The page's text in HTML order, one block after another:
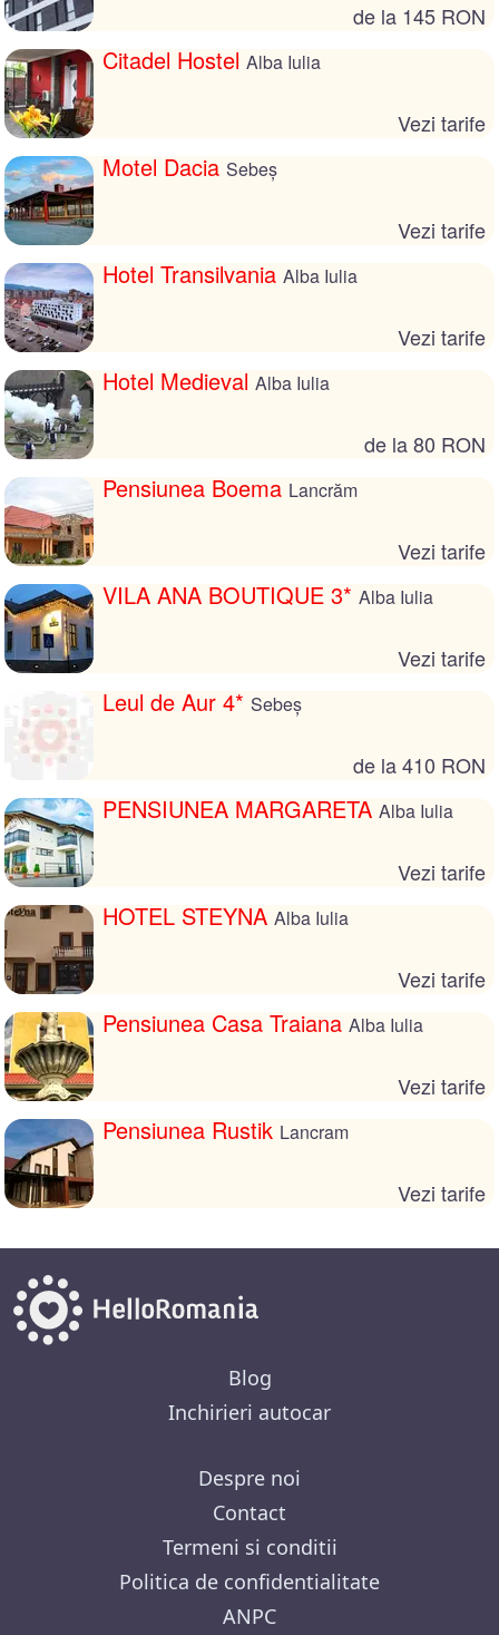
de la 145 RON
Citadel Hostel Alba Iulia
Vezi tarife
Motel Dacia Sebeș
Vezi tarife
Hotel Transilvania Alba Iulia
Vezi tarife
Hotel Medieval Alba Iulia
de la 80 RON
Pensiunea Boema Lancrăm
Vezi tarife
VILA ANA BOUTIQUE 3* Alba Iulia
Vezi tarife
Leul de Aur 4* Sebeș
de la 410 RON
PENSIUNEA MARGARETA Alba Iulia
Vezi tarife
HOTEL STEYNA Alba Iulia
Vezi tarife
Pensiunea Casa Traiana Alba Iulia
Vezi tarife
Pensiunea Rustik Lancram
Vezi tarife
Blog
Inchirieri autocar
Despre noi
Contact
Termeni si conditii
Politica de confidentialitate
ANPC